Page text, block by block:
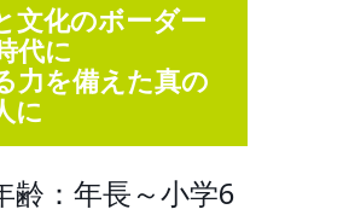
文化のボーダー
代に
力を備えた真の
に
齢：年長～小学6